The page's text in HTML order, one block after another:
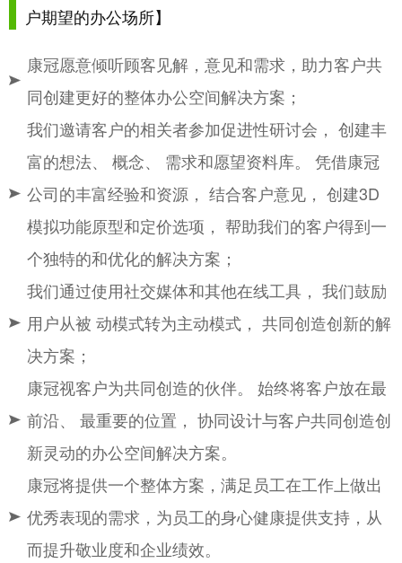
户期望的办公场所】
康冠愿意倾听顾客见解，意见和需求，助力客户共
同创建更好的整体办公空间解决方案；
我们邀请客户的相关者参加促进性研讨会， 创建丰
富的想法、 概念、 需求和愿望资料库。 凭借康冠
公司的丰富经验和资源， 结合客户意见， 创建3D
模拟功能原型和定价选项， 帮助我们的客户得到一
个独特的和优化的解决方案；
我们通过使用社交媒体和其他在线工具， 我们鼓励
用户从被 动模式转为主动模式， 共同创造创新的解
决方案；
康冠视客户为共同创造的伙伴。 始终将客户放在最
前沿、 最重要的位置， 协同设计与客户共同创造创
新灵动的办公空间解决方案。
康冠将提供一个整体方案，满足员工在工作上做出
优秀表现的需求，为员工的身心健康提供支持，从
而提升敬业度和企业绩效。